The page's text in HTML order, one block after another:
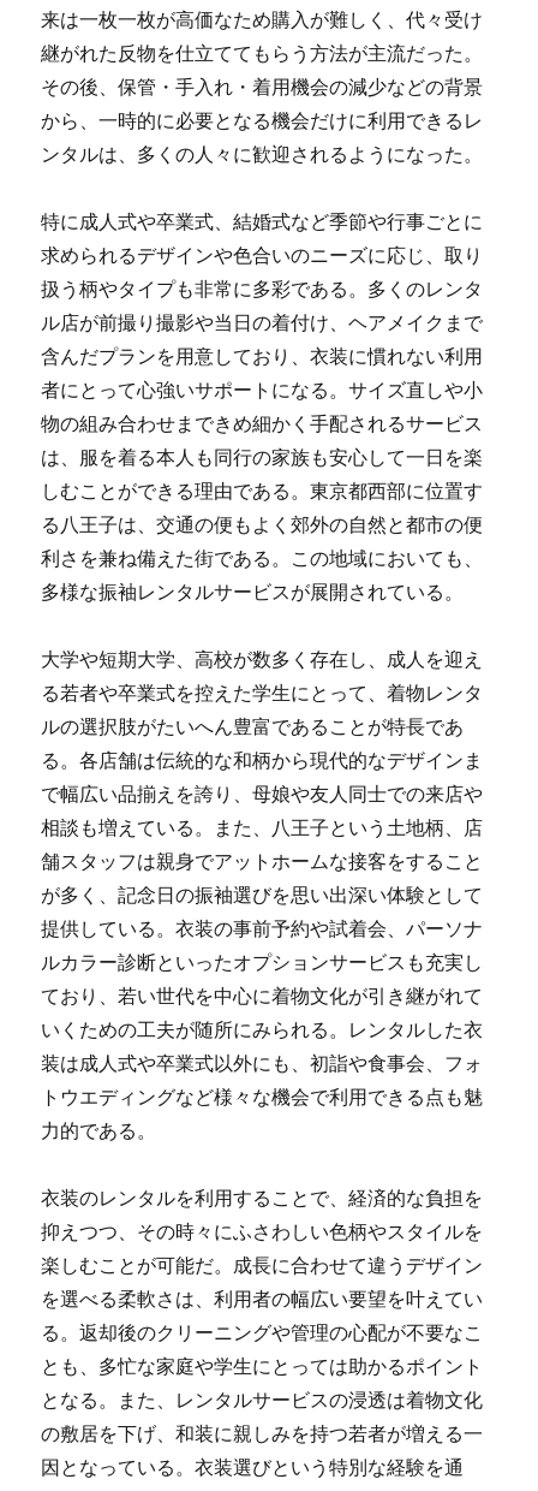
来は一枚一枚が高価なため購入が難しく、代々受け
継がれた反物を仕立ててもらう方法が主流だった。
その後、保管・手入れ・着用機会の減少などの背景
から、一時的に必要となる機会だけに利用できるレ
ンタルは、多くの人々に歓迎されるようになった。
特に成人式や卒業式、結婚式など季節や行事ごとに
求められるデザインや色合いのニーズに応じ、取り
扱う柄やタイプも非常に多彩である。多くのレンタ
ル店が前撮り撮影や当日の着付け、ヘアメイクまで
含んだプランを用意しており、衣装に慣れない利用
者にとって心強いサポートになる。サイズ直しや小
物の組み合わせまできめ細かく手配されるサービス
は、服を着る本人も同行の家族も安心して一日を楽
しむことができる理由である。東京都西部に位置す
る八王子は、交通の便もよく郊外の自然と都市の便
利さを兼ね備えた街である。この地域においても、
多様な振袖レンタルサービスが展開されている。
大学や短期大学、高校が数多く存在し、成人を迎え
る若者や卒業式を控えた学生にとって、着物レンタ
ルの選択肢がたいへん豊富であることが特長であ
る。各店舗は伝統的な和柄から現代的なデザインま
で幅広い品揃えを誇り、母娘や友人同士での来店や
相談も増えている。また、八王子という土地柄、店
舗スタッフは親身でアットホームな接客をすること
が多く、記念日の振袖選びを思い出深い体験として
提供している。衣装の事前予約や試着会、パーソナ
ルカラー診断といったオプションサービスも充実し
ており、若い世代を中心に着物文化が引き継がれて
いくための工夫が随所にみられる。レンタルした衣
装は成人式や卒業式以外にも、初詣や食事会、フォ
トウエディングなど様々な機会で利用できる点も魅
力的である。
衣装のレンタルを利用することで、経済的な負担を
抑えつつ、その時々にふさわしい色柄やスタイルを
楽しむことが可能だ。成長に合わせて違うデザイン
を選べる柔軟さは、利用者の幅広い要望を叶えてい
る。返却後のクリーニングや管理の心配が不要なこ
とも、多忙な家庭や学生にとっては助かるポイント
となる。また、レンタルサービスの浸透は着物文化
の敷居を下げ、和装に親しみを持つ若者が増える一
因となっている。衣装選びという特別な経験を通